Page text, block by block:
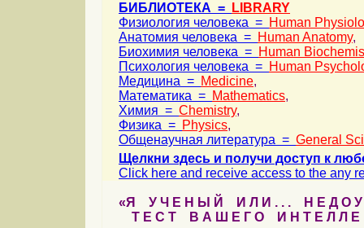
БИБЛИОТЕКА =
LIBRARY
Физиология человека = Human
Анатомия человека = Human Anatomy,
Биохимия человека = Human
Психология человека = Human
Медицина = Medicine,
Математика = Mathematics,
Химия = Chemistry,
Физика = Physics,
Общенаучная литература = General
Щелкни здесь и получи доступ к
Click here and receive access to the any
«Я У Ч Е Н Ы Й И Л И . . . Н Е Д О У
Т Е С Т В А Ш Е Г О И Н Т Е Л Л Е